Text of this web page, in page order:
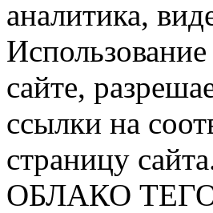
аналитика,
сайте,
ссылки на
страницу
ОБЛАКО